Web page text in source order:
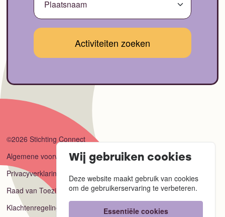
©2026 Stichting Connect
Algemene voorwaarden
Privacyverklaring
Raad van Toezicht
Klachtenregeling
Wij gebruiken cookies
Deze website maakt gebruik van cookies
om de gebruikerservaring te verbeteren.
Essentiële cookies